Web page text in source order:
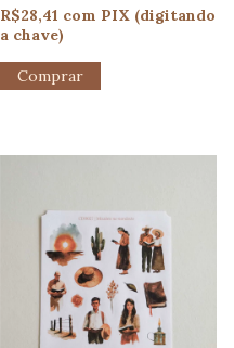
R$28,41 com PIX (digitando
a chave)